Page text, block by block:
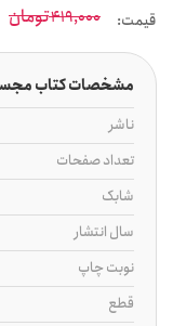
قیمت: 419,000تومان
مشخصات کتاب
ناشر
تعداد صفحات
شابک
سال انتشار
نوبت چاپ
قطع